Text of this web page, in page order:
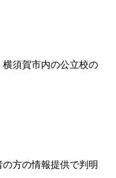
須賀市内の公立校の
方の情報提供で判明